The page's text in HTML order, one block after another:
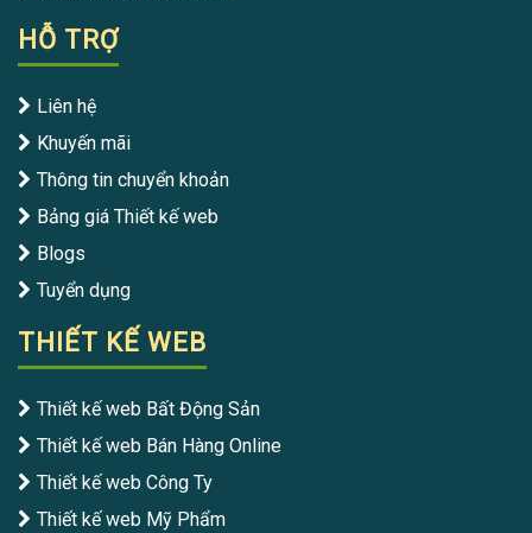
HỖ TRỢ
Liên hệ
Khuyến mãi
Thông tin chuyển khoản
Bảng giá Thiết kế web
Blogs
Tuyển dụng
THIẾT KẾ WEB
Thiết kế web Bất Động Sản
Thiết kế web Bán Hàng Online
Thiết kế web Công Ty
Thiết kế web Mỹ Phẩm